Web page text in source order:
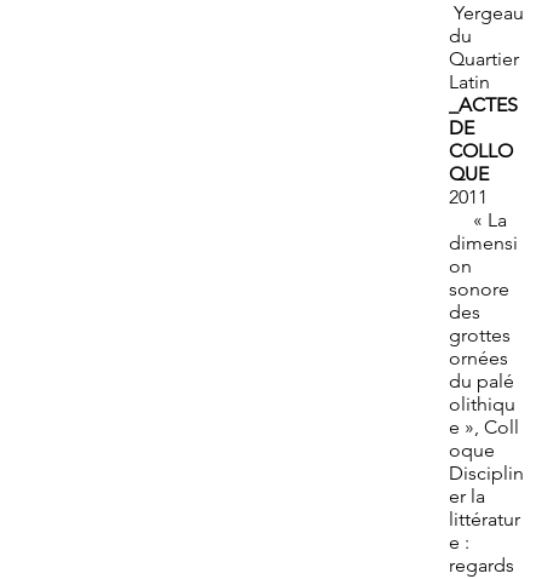
Yergeau
du
Quartier
Latin
_ACTES
DE
COLLO
QUE
2011
« La
dimensi
on
sonore
des
grottes
ornées
du palé
olithiqu
e », Coll
oque
Disciplin
er la
littératur
e :
regards